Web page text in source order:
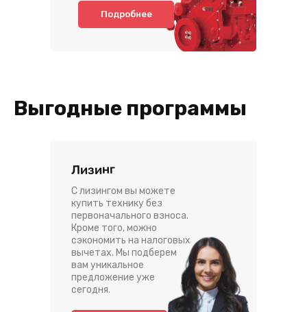
Подробнее
Выгодные программы
Лизинг
С лизингом вы можете
купить технику без
первоначального взноса.
Кроме того, можно
сэкономить на налоговых
вычетах. Мы подберем
вам уникальное
предложение уже
сегодня.